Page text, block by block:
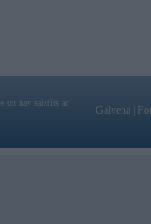
un nav saistīts ar
Galvena